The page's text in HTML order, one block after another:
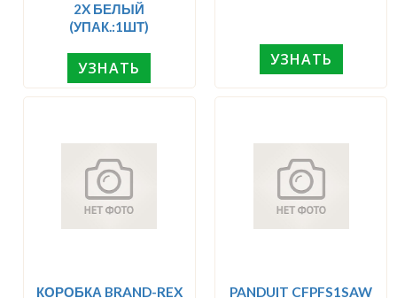
2X БЕЛЫЙ
(УПАК.:1ШТ)
УЗНАТЬ УЗНАТЬ
КОРОБКА BRAND-REX
PANDUIT CFPFS1SAW